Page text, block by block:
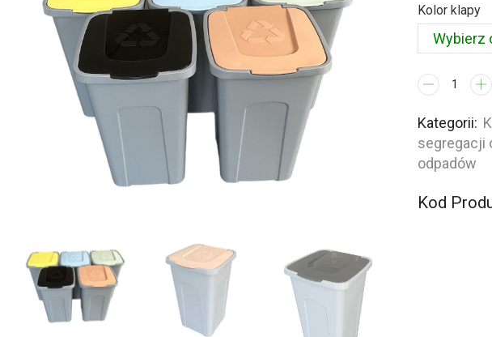
Kolor klapy
ilość
do
segregacji
śmieci
50L
Kategorii:
segregacji
odpadów
Kod